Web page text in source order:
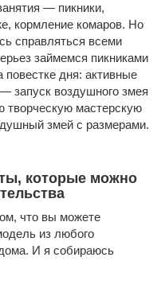
— пикники,
кормление комаров. Но
справляться всеми
займемся пикниками
дня: активные
запуск воздушного змея
творческую мастерскую
змей с размерами.
которые можно
что вы можете
из любого
И я собираюсь